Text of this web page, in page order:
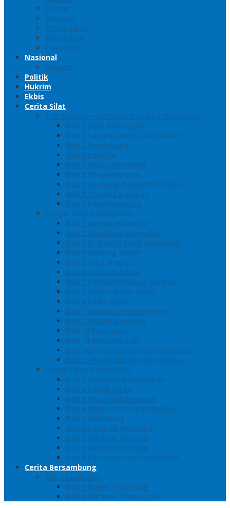
Gresik
Sidoarjo
Trenggalek
Mojokerto
Pasuruan
Nasional
Jakarta
Politik
Hukrim
Ekbis
Cerita Silat
Toh Kuning – Benteng Terakhir Kertajaya
Bab 1 Jalur Banengan
Bab 2 Sampai Jumpa, Ken Arok!
Bab 3 Bergabung
Bab 4 Perwira
Bab 5 Siasat Ken Arok
Bab 6 Pengepungan
Bab 7 Gerbang Pasukan Khusus
Bab 8 Tanah Larangan
Bab 9 Penyelamatan
Langit Hitam Majapahit
Bab 1 Menuju Kotaraja
Bab 2 Matahari Majapahit
Bab 3 Di Bawah Panji Majapahit
Bab 4 Gunung Semar
Bab 5 Tiga Orang
Bab 6 Wringin Anom
Bab 7 Pemberontakan Senyap
Bab 8 Siasat Gajah Mada
Bab 9 Rawa-rawa
Bab 10 Malam Penumpasan
Bab 11 Bulak Banteng
Bab 12 Persiapan
Bab 13 Rencana Lain
Bab 14 Pertempuran Hari Pertama
Bab 15 Pertempuran Hari Kedua
Penaklukan Panarukan
Bab 1 Rencana Penaklukan
Bab 2 Sabuk Inten
Bab 3 Pangeran Benawa
Bab 4 Kabut di Tengah Malam
Bab 5 Berhitung
Bab 6 Lembah Merbabu
Bab 7 Wedhus Gembel
Bab 8 Gerbang Demak
Bab 9 Pertempuran Panarukan
Cerita Bersambung
Sang Maharani
Bab 1 Bulan Telanjang
Bab 2 Nir Wuk Tanpa Jalu